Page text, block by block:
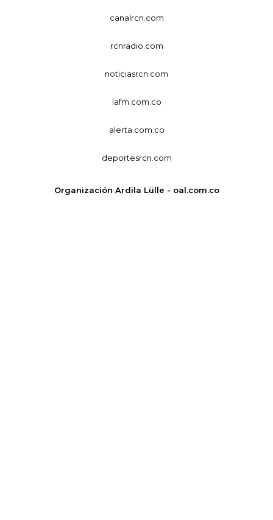
canalrcn.com
rcnradio.com
noticiasrcn.com
lafm.com.co
alerta.com.co
deportesrcn.com
Organización Ardila Lülle - oal.com.co